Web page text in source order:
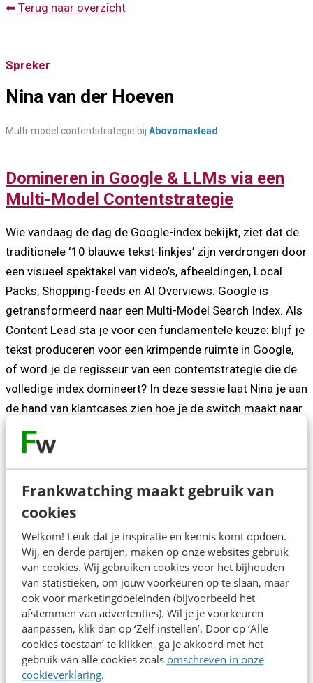
Frankwatching maakt gebruik van
cookies
Welkom! Leuk dat je inspiratie en kennis komt opdoen.
Wij, en derde partijen, maken op onze websites gebruik
van cookies. Wij gebruiken cookies voor het bijhouden
van statistieken, om jouw voorkeuren op te slaan, maar
ook voor marketingdoeleinden (bijvoorbeeld het
afstemmen van advertenties). Wil je je voorkeuren
aanpassen, klik dan op ‘Zelf instellen’. Door op ‘Alle
cookies toestaan’ te klikken, ga je akkoord met het
gebruik van alle cookies zoals omschreven in onze
cookieverklaring.
⬅ Terug naar overzicht
Spreker
Nina van der Hoeven
Multi-model contentstrategie bij Abovomaxlead
Domineren in Google & LLMs via een
Multi-Model Contentstrategie
Wie vandaag de dag de Google-index bekijkt, ziet dat de
traditionele ‘10 blauwe tekst-linkjes’ zijn verdrongen door
een visueel spektakel van video’s, afbeeldingen, Local
Packs, Shopping-feeds en AI Overviews. Google is
getransformeerd naar een Multi-Model Search Index. Als
Content Lead sta je voor een fundamentele keuze: blijf je
tekst produceren voor een krimpende ruimte in Google,
of word je de regisseur van een contentstrategie die de
volledige index domineert? In deze sessie laat Nina je aan
de hand van klantcases zien hoe je de switch maakt naar
een Multi-Model Contentstrategie. Leer hoe je het
rendement uit je huidige- én nieuwe content vergroot
binnen Google, LLM’s en Socials, en hoe jouw website-
content de ultieme ‘bron van waarheid’ wordt voor AI-
agents in het tijdperk van het Agentic Web.
Over de spreker
Nina van der Hoeven, Head of SEO bij Abovomaxlead leidt
15 consultants voor topmerken. Haar visie waarin SEO
het fundament is in het nieuwe Search landschap deelt ze